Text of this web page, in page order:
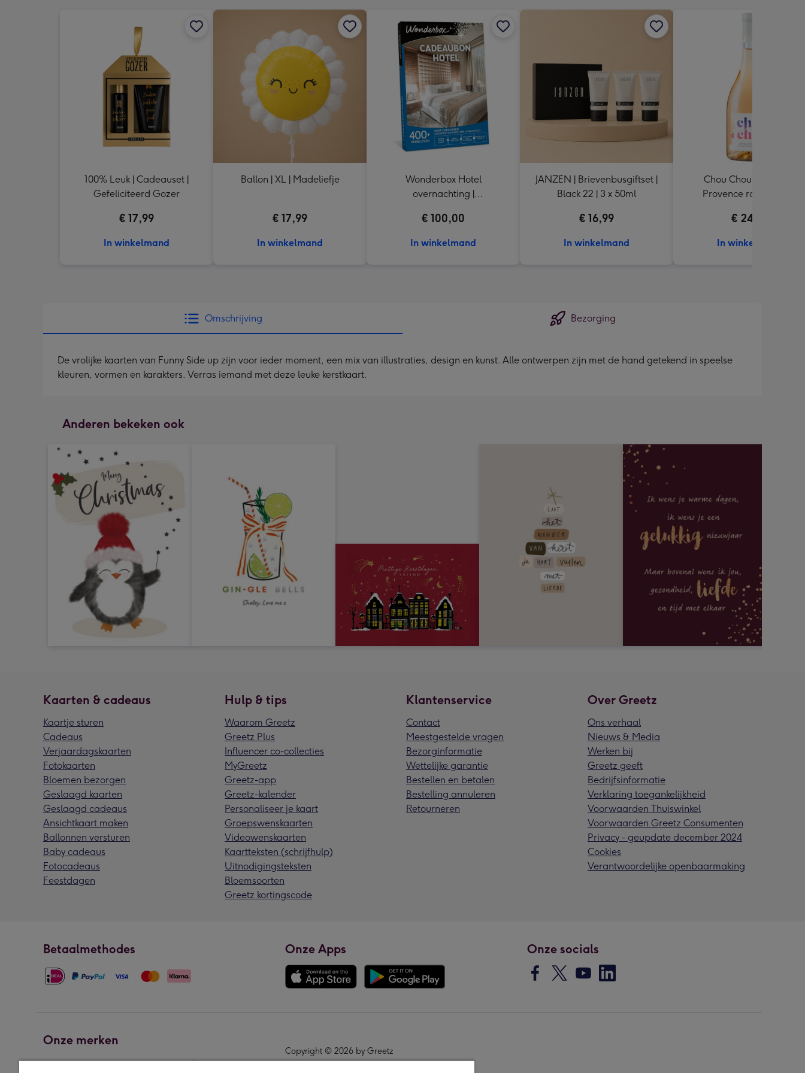
100% Leuk | Cadeauset |
Gefeliciteerd Gozer
€ 17,99
In winkelmand
Ballon | XL | Madeliefje
€ 17,99
In winkelmand
Wonderbox Hotel
overnachting |
€ 100,00
In winkelmand
JANZEN | Brievenbusgiftset |
Black 22 | 3 x 50ml
€ 16,99
In winkelmand
Chou Chou | Côtes de
Provence rosé | 750ml
€ 24,99
In winkelmand
Omschrijving Bezorging
De vrolijke kaarten van Funny Side up zijn voor ieder moment, een mix van illustraties, design en kunst. Alle ontwerpen zijn met de hand getekend in speelse
kleuren, vormen en karakters. Verras iemand met deze leuke kerstkaart.
Anderen bekeken ook
Kaarten & cadeaus
Kaartje sturen
Cadeaus
Verjaardagskaarten
Fotokaarten
Bloemen bezorgen
Geslaagd kaarten
Geslaagd cadeaus
Ansichtkaart maken
Ballonnen versturen
Baby cadeaus
Fotocadeaus
Feestdagen
Hulp & tips
Waarom Greetz
Greetz Plus
Influencer co-collecties
MyGreetz
Greetz-app
Greetz-kalender
Personaliseer je kaart
Groepswenskaarten
Videowenskaarten
Kaartteksten (schrijfhulp)
Uitnodigingsteksten
Bloemsoorten
Greetz kortingscode
Klantenservice
Contact
Meestgestelde vragen
Bezorginformatie
Wettelijke garantie
Bestellen en betalen
Bestelling annuleren
Retourneren
Over Greetz
Ons verhaal
Nieuws & Media
Werken bij
Greetz geeft
Bedrijfsinformatie
Verklaring toegankelijkheid
Voorwaarden Thuiswinkel
Voorwaarden Greetz Consumenten
Privacy - geupdate december 2024
Cookies
Verantwoordelijke openbaarmaking
Betaalmethodes Onze Apps Onze socials
Onze merken
Copyright © 2026 by Greetz